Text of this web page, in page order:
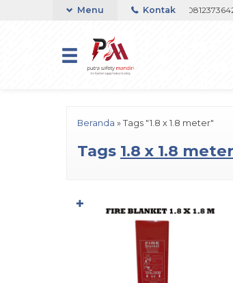
Telepon atau Whatsapp 082133767508 /
Menu Kontak
Beranda » Tags "1.8 x 1.8 meter"
Tags 1.8 x 1.8 meter
✚